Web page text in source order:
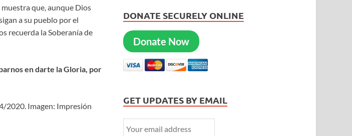
que, aunque Dios
a su pueblo por el
recuerda la Soberanía de
en darte la Gloria, por
2020. Imagen: Impresión
DONATE SECURELY ONLINE
Donate Now
GET UPDATES BY EMAIL